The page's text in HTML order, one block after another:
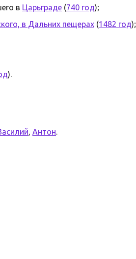
в Царьграде (740 год);
в Дальних пещерах (1482 год);
).
, Антон.